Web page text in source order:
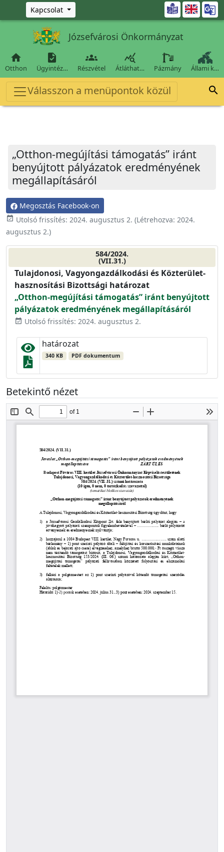
Ugrás a fő tartalomra
Kapcsolat 
Józsefvárosi Önkormányzat

Otthon

Ügyintéz…

Részvétel

Átláthat… Pázmány Állami k…
Válasszon a menüpontok közül 
„Otthon-megújítási támogatás” iránt
benyújtott pályázatok eredményének
megállapításáról
Megosztás Facebook-on
event_available Utolsó frissítés: 2024. augusztus 2. (Létrehozva: 2024.
augusztus 2.)
584/2024.
(VII.31.)
Tulajdonosi, Vagyongazdálkodási és Közterület-
hasznosítási Bizottsági határozat
„Otthon-megújítási támogatás” iránt benyújtott
pályázatok eredményének megállapításáról
event_available Utolsó frissítés: 2024. augusztus 2.
határozat
340 KB PDF dokumentum
Betekintő nézet